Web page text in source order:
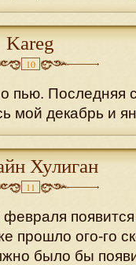
Kareg
10
пью. Последняя
мой декабрь и
Хулиган
11
прошло ого-го
было бы